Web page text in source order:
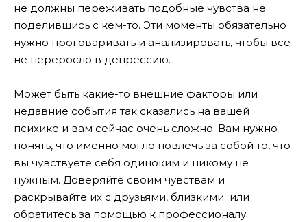
не должны переживать подобные чувства не
поделившись с кем-то. Эти моменты обязательно
нужно проговаривать и анализировать, чтобы все
не переросло в депрессию.
Может быть какие-то внешние факторы или
недавние события так сказались на вашей
психике и вам сейчас очень сложно. Вам нужно
понять, что именно могло повлечь за собой то, что
вы чувствуете себя одиноким и никому не
нужным. Доверяйте своим чувствам и
раскрывайте их с друзьями, близкими или
обратитесь за помощью к профессионалу.